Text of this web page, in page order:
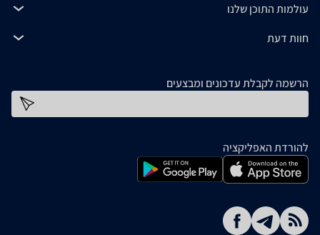
עולמות התוכן שלנו
חוות דעת
הרשמה לקבלת עדכונים ומבצעים
להורדת האפליקציה